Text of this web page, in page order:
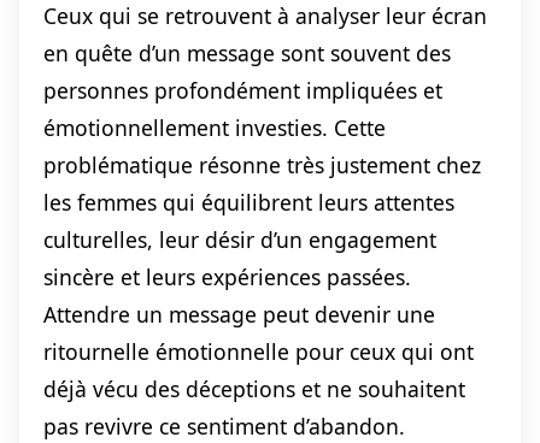
Ceux qui se retrouvent à analyser leur écran
en quête d’un message sont souvent des
personnes profondément impliquées et
émotionnellement investies. Cette
problématique résonne très justement chez
les femmes qui équilibrent leurs attentes
culturelles, leur désir d’un engagement
sincère et leurs expériences passées.
Attendre un message peut devenir une
ritournelle émotionnelle pour ceux qui ont
déjà vécu des déceptions et ne souhaitent
pas revivre ce sentiment d’abandon.